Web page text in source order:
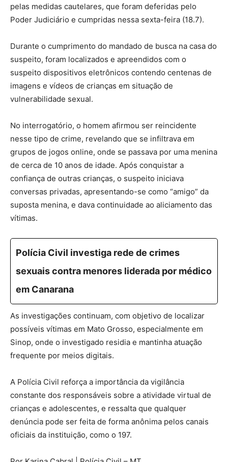
pelas medidas cautelares, que foram deferidas pelo
Poder Judiciário e cumpridas nessa sexta-feira (18.7).
Durante o cumprimento do mandado de busca na casa do
suspeito, foram localizados e apreendidos com o
suspeito dispositivos eletrônicos contendo centenas de
imagens e vídeos de crianças em situação de
vulnerabilidade sexual.
No interrogatório, o homem afirmou ser reincidente
nesse tipo de crime, revelando que se infiltrava em
grupos de jogos online, onde se passava por uma menina
de cerca de 10 anos de idade. Após conquistar a
confiança de outras crianças, o suspeito iniciava
conversas privadas, apresentando-se como “amigo” da
suposta menina, e dava continuidade ao aliciamento das
vítimas.
Polícia Civil investiga rede de crimes
sexuais contra menores liderada por médico
em Canarana
As investigações continuam, com objetivo de localizar
possíveis vítimas em Mato Grosso, especialmente em
Sinop, onde o investigado residia e mantinha atuação
frequente por meios digitais.
A Polícia Civil reforça a importância da vigilância
constante dos responsáveis sobre a atividade virtual de
crianças e adolescentes, e ressalta que qualquer
denúncia pode ser feita de forma anônima pelos canais
oficiais da instituição, como o 197.